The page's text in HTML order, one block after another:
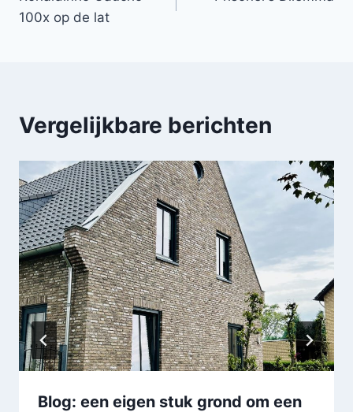
navigatie
100x op de lat
Vergelijkbare berichten
Blog: een eigen stuk grond om een